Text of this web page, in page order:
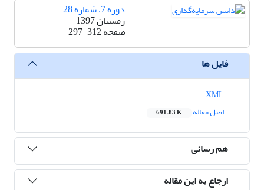
دوره 7، شماره 28
زمستان 1397
صفحه297-312
فایل ها
اصل مقاله
691.83 K
هم رسانی
ارجاع به این مقاله